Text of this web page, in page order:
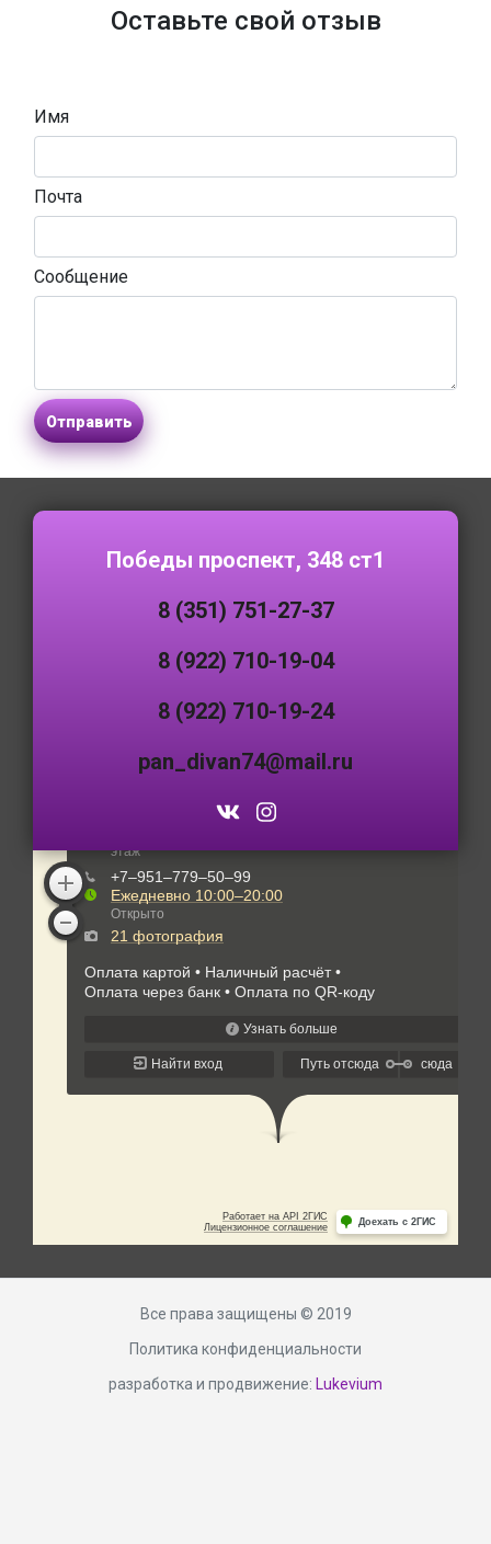
Оставьте свой отзыв
Имя
Почта
Cообщение
Отправить
Победы проспект, 348 ст1
8 (351) 751-27-37
8 (922) 710-19-04
8 (922) 710-19-24
pan_divan74@mail.ru
Все права защищены © 2019
Политика конфиденциальности
разработка и продвижение: Lukevium